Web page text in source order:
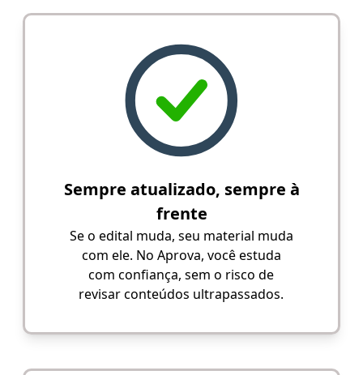
Sempre atualizado, sempre à
frente
Se o edital muda, seu material muda
com ele. No Aprova, você estuda
com confiança, sem o risco de
revisar conteúdos ultrapassados.